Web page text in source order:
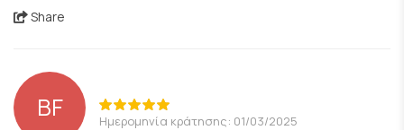
Share
BF Ημερομηνία κράτησης: 01/03/2025